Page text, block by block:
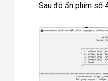
Sau đó ấn phím số